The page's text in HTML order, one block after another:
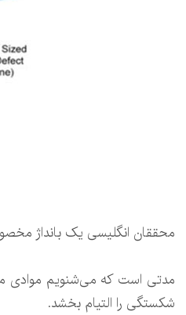
محققان انگلیسی یک بانداژ
شکستگی را التیام بخشد.